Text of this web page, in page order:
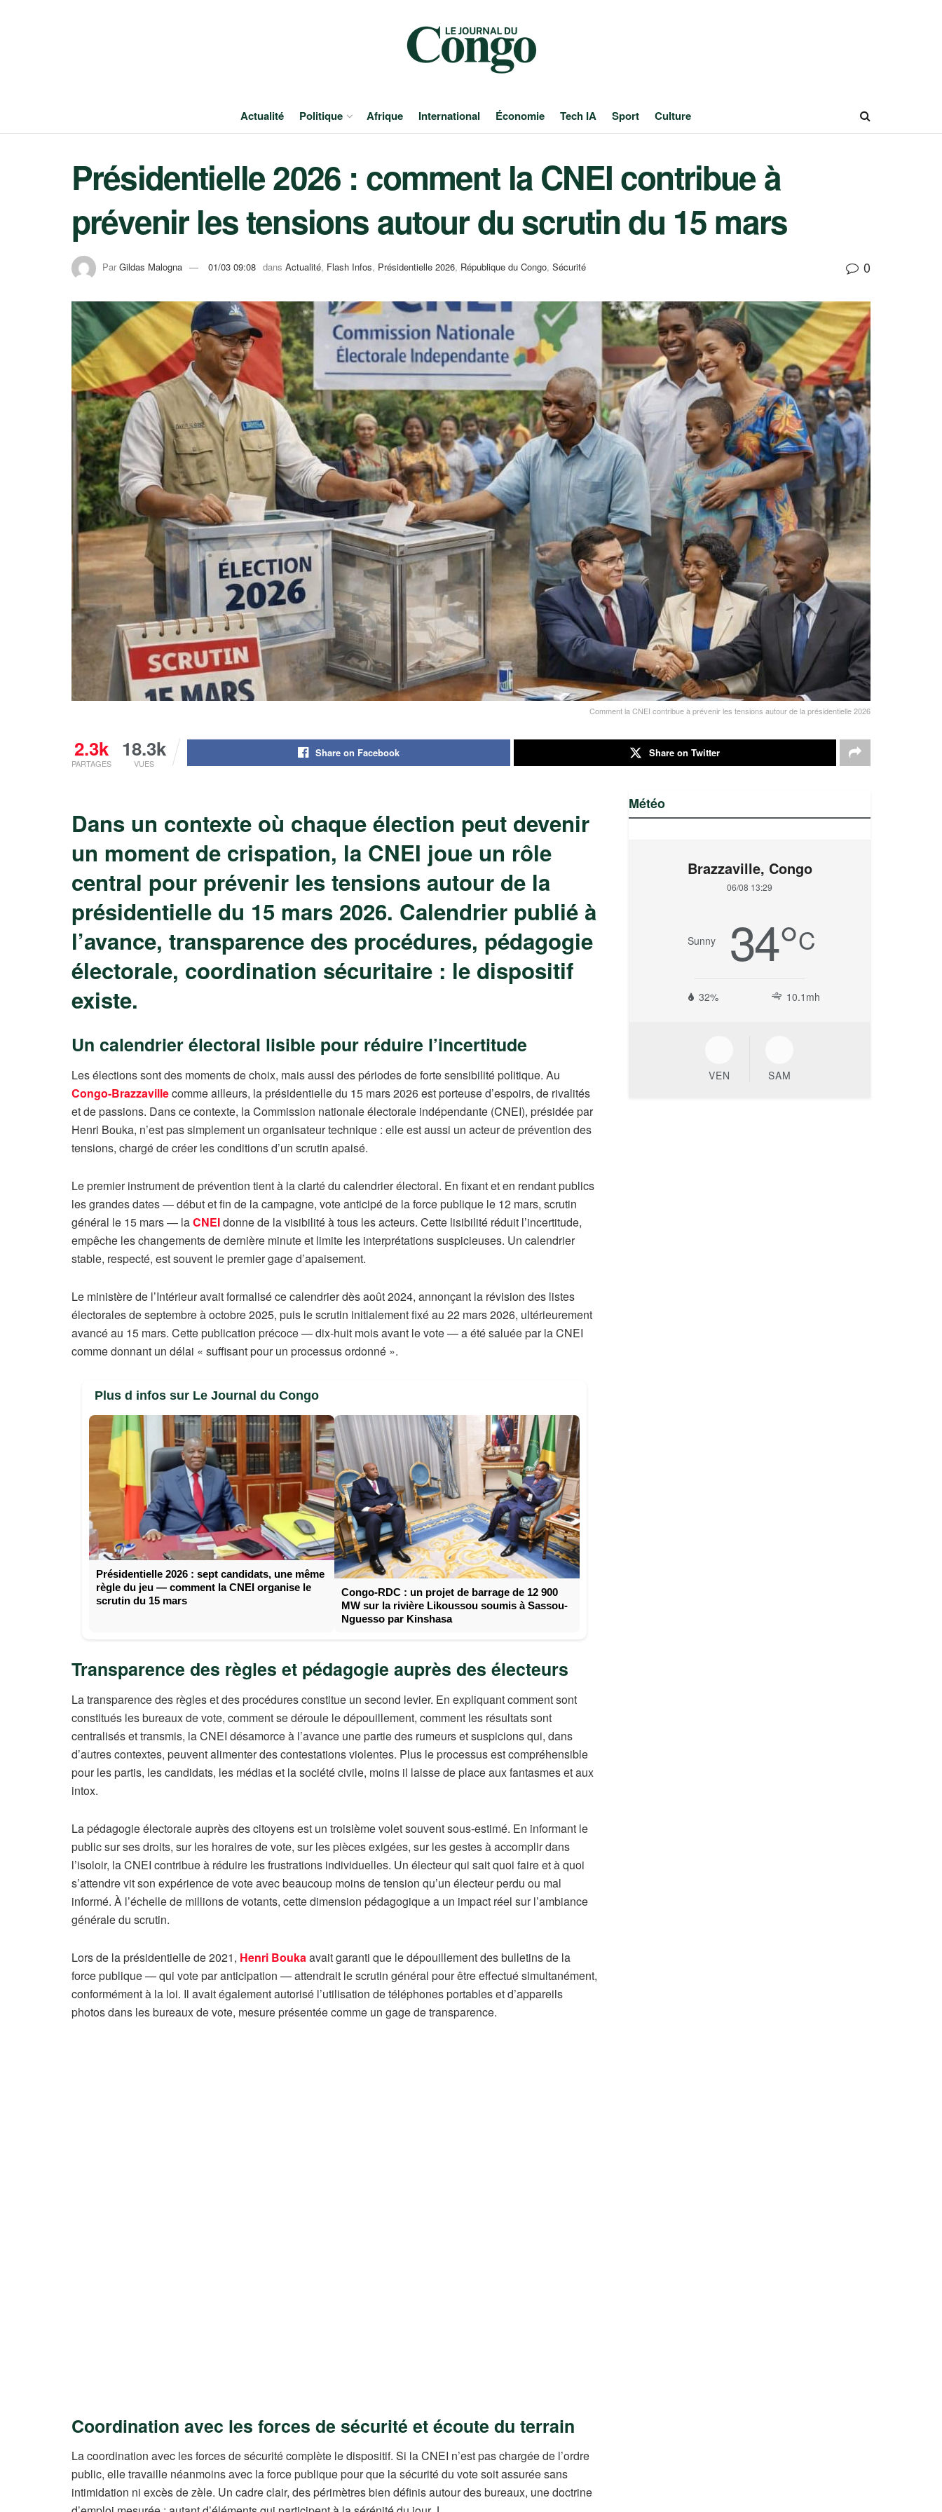
Actualité Politique Afrique International Économie Tech IA Sport Culture
Présidentielle 2026 : comment la CNEI contribue à
prévenir les tensions autour du scrutin du 15 mars
Par Gildas Malogna 01/03 09:08 dans Actualité, Flash Infos, Présidentielle 2026, République du Congo, Sécurité 0
Comment la CNEI contribue à prévenir les tensions autour de la présidentielle 2026
2.3k
PARTAGES
18.3k
VUES
Share on Facebook Share on Twitter
Dans un contexte où chaque élection peut devenir
un moment de crispation, la CNEI joue un rôle
central pour prévenir les tensions autour de la
présidentielle du 15 mars 2026. Calendrier publié à
l’avance, transparence des procédures, pédagogie
électorale, coordination sécuritaire : le dispositif
existe.
Un calendrier électoral lisible pour réduire l’incertitude
Les élections sont des moments de choix, mais aussi des périodes de forte sensibilité politique. Au
Congo-Brazzavillecomme ailleurs, la présidentielle du 15 mars 2026 est porteuse d’espoirs, de rivalités
et de passions. Dans ce contexte, la Commission nationale électorale indépendante (CNEI), présidée par
Henri Bouka, n’est pas simplement un organisateur technique : elle est aussi un acteur de prévention des
tensions, chargé de créer les conditions d’un scrutin apaisé.
Le premier instrument de prévention tient à la clarté du calendrier électoral. En fixant et en rendant publics
les grandes dates — début et fin de la campagne, vote anticipé de la force publique le 12 mars, scrutin
général le 15 mars — laCNEIdonne de la visibilité à tous les acteurs. Cette lisibilité réduit l’incertitude,
empêche les changements de dernière minute et limite les interprétations suspicieuses. Un calendrier
stable, respecté, est souvent le premier gage d’apaisement.
Le ministère de l’Intérieur avait formalisé ce calendrier dès août 2024, annonçant la révision des listes
électorales de septembre à octobre 2025, puis le scrutin initialement fixé au 22 mars 2026, ultérieurement
avancé au 15 mars. Cette publication précoce — dix-huit mois avant le vote — a été saluée par la CNEI
comme donnant un délai « suffisant pour un processus ordonné ».
Plus d infos sur Le Journal du Congo
Présidentielle 2026 : sept candidats, une même
règle du jeu — comment la CNEI organise le
scrutin du 15 mars
Congo-RDC : un projet de barrage de 12 900
MW sur la rivière Likoussou soumis à Sassou-
Nguesso par Kinshasa
Transparence des règles et pédagogie auprès des électeurs
La transparence des règles et des procédures constitue un second levier. En expliquant comment sont
constitués les bureaux de vote, comment se déroule le dépouillement, comment les résultats sont
centralisés et transmis, la CNEI désamorce à l’avance une partie des rumeurs et suspicions qui, dans
d’autres contextes, peuvent alimenter des contestations violentes. Plus le processus est compréhensible
pour les partis, les candidats, les médias et la société civile, moins il laisse de place aux fantasmes et aux
intox.
La pédagogie électorale auprès des citoyens est un troisième volet souvent sous-estimé. En informant le
public sur ses droits, sur les horaires de vote, sur les pièces exigées, sur les gestes à accomplir dans
l’isoloir, la CNEI contribue à réduire les frustrations individuelles. Un électeur qui sait quoi faire et à quoi
s’attendre vit son expérience de vote avec beaucoup moins de tension qu’un électeur perdu ou mal
informé. À l’échelle de millions de votants, cette dimension pédagogique a un impact réel sur l’ambiance
générale du scrutin.
Lors de la présidentielle de 2021, Henri Boukaavait garanti que le dépouillement des bulletins de la
force publique — qui vote par anticipation — attendrait le scrutin général pour être effectué simultanément,
conformément à la loi. Il avait également autorisé l’utilisation de téléphones portables et d’appareils
photos dans les bureaux de vote, mesure présentée comme un gage de transparence.
Coordination avec les forces de sécurité et écoute du terrain
La coordination avec les forces de sécurité complète le dispositif. Si la CNEI n’est pas chargée de l’ordre
public, elle travaille néanmoins avec la force publique pour que la sécurité du vote soit assurée sans
intimidation ni excès de zèle. Un cadre clair, des périmètres bien définis autour des bureaux, une doctrine
Météo
Brazzaville, Congo
06/08 13:29
Sunny 34°C
32% 10.1mh
VEN SAM